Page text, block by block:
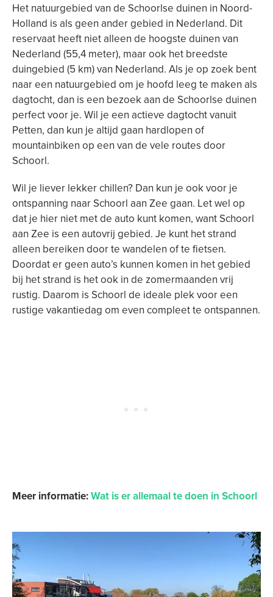
Het natuurgebied van de Schoorlse duinen in Noord-
Holland is als geen ander gebied in Nederland. Dit
reservaat heeft niet alleen de hoogste duinen van
Nederland (55,4 meter), maar ook het breedste
duingebied (5 km) van Nederland. Als je op zoek bent
naar een natuurgebied om je hoofd leeg te maken als
dagtocht, dan is een bezoek aan de Schoorlse duinen
perfect voor je. Wil je een actieve dagtocht vanuit
Petten, dan kun je altijd gaan hardlopen of
mountainbiken op een van de vele routes door
Schoorl.
Wil je liever lekker chillen? Dan kun je ook voor je
ontspanning naar Schoorl aan Zee gaan. Let wel op
dat je hier niet met de auto kunt komen, want Schoorl
aan Zee is een autovrij gebied. Je kunt het strand
alleen bereiken door te wandelen of te fietsen.
Doordat er geen auto’s kunnen komen in het gebied
bij het strand is het ook in de zomermaanden vrij
rustig. Daarom is Schoorl de ideale plek voor een
rustige vakantiedag om even compleet te ontspannen.
Meer informatie:Wat is er allemaal te doen in Schoorl